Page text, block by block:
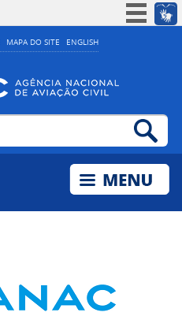
MAPA DO SITE ENGLISH
Simplifique!
Acesso à informação
Legislação